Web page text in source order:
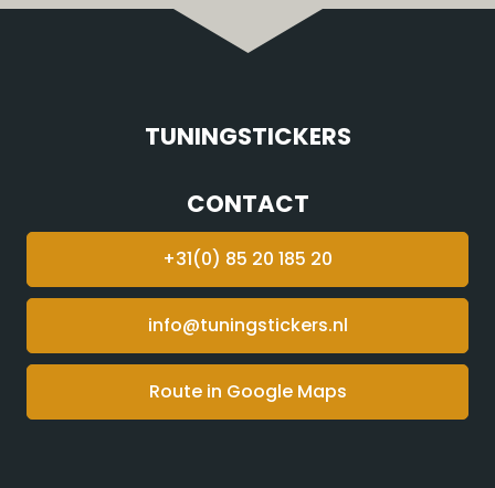
TUNINGSTICKERS
CONTACT
+31(0) 85 20 185 20
info@tuningstickers.nl
Route in Google Maps